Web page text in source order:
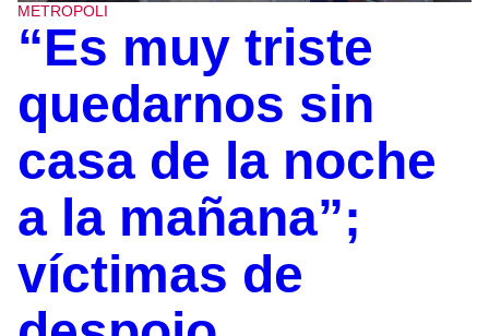
METROPOLI
“Es muy triste
quedarnos sin
casa de la noche
a la mañana”;
víctimas de